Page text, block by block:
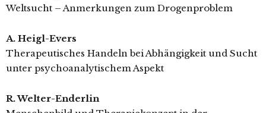
Weltsucht – Anmerkungen zum Drogenproblem
A. Heigl-Evers
Therapeutisches Handeln bei Abhängigkeit und Sucht
unter psychoanalytischem Aspekt
R. Welter-Enderlin